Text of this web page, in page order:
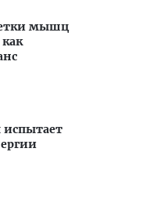
мышц
испытает